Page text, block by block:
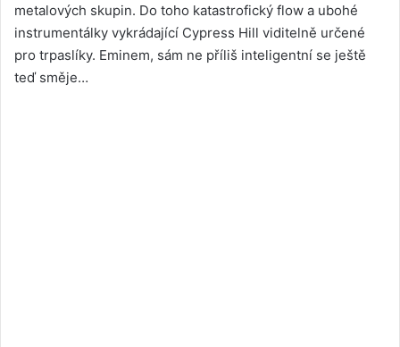
metalových skupin. Do toho katastrofický flow a ubohé
instrumentálky vykrádající Cypress Hill viditelně určené
pro trpaslíky. Eminem, sám ne příliš inteligentní se ještě
teď směje…